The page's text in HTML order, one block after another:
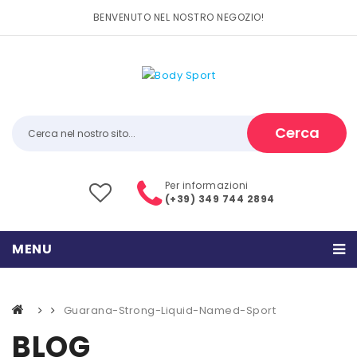
BENVENUTO NEL NOSTRO NEGOZIO!
Cerca
Per informazioni
(+39) 349 744 2894
MENU
PRODOTTI
CATEGORIE
Guarana-Strong-Liquid-Named-Sport
BLOG